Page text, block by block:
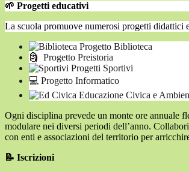
🌱 Progetti educativi
La scuola promuove numerosi progetti didattici
Progetto Biblioteca
🗿 Progetto Preistoria
Progetti Sportivi
💻 Progetto Informatico
Educazione Civica e
Ogni disciplina prevede un monte ore annuale
modulare nei diversi periodi dell’anno.
con enti e associazioni del territorio per
📝 Iscrizioni